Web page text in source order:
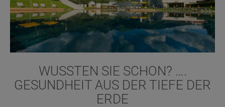
WUSSTEN SIE SCHON? ….
GESUNDHEIT AUS DER TIEFE DER
ERDE